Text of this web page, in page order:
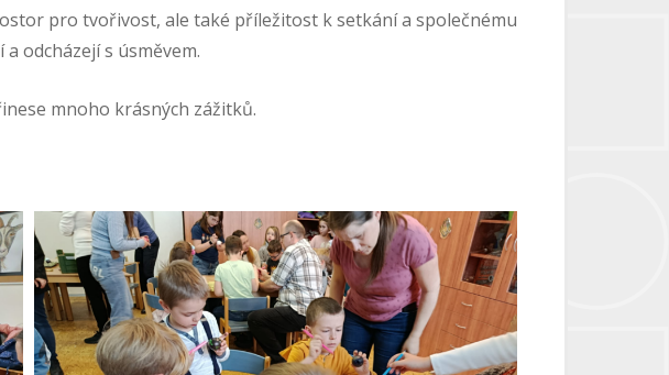
pro tvořivost, ale také příležitost k setkání a společnému
odcházejí s úsměvem.
mnoho krásných zážitků.